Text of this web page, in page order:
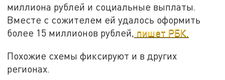
миллиона рублей и социальные выплаты.
Вместе с сожителем ей удалось оформить
более 15 миллионов рублей, пишет РБК.
Похожие схемы фиксируют и в других
регионах.